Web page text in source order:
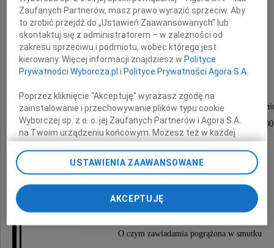
Zdzisław Wołos
Nabożeństwo żałobne zostanie odprawione w
26 sierpnia 2023 roku (sobota) o godzinie 13:00
w kościele św. Mikołaja w Chrzanowie.
Różaniec w kościele o 12:30.
Uroczystości pogrzebowe odbędą się
na cmentarzu parafialnym w Chrzanowie.
O czym zawiadamia pogrążona w smutku
Zaufanych Partnerów, masz prawo wyrazić sprzeciw. Aby
to zrobić przejdź do „Ustawień Zaawansowanych” lub
skontaktuj się z administratorem – w zależności od
zakresu sprzeciwu i podmiotu, wobec którego jest
kierowany. Więcej informacji znajdziesz w Polityce
Prywatności Wyborcza.pl i Polityce Prywatności Agora S.A.
Poprzez kliknięcie "Akceptuję" wyrażasz zgodę na
zainstalowanie i przechowywanie plików typu cookie
Wyborczej sp. z o. o. jej Zaufanych Partnerów i Agora S.A.
na Twoim urządzeniu końcowym. Możesz też w każdej
ponownie wywołując narzędzie do zarządzania Twoimi
preferencjami dot. przetwarzania danych poprzez
przechodząc do sekcji „Ustawienia zaawansowane”.
Zmiana ustawień plików cookie możliwa jest także za
USTAWIENIA ZAAWANSOWANE
AKCEPTUJĘ